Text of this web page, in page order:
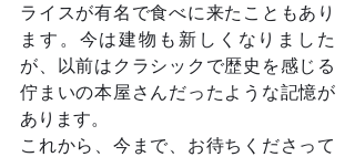
ライスが有名で食べに来たこともあり
ます。今は建物も新しくなりました
が、以前はクラシックで歴史を感じる
佇まいの本屋さんだったような記憶が
あります。
これから、今まで、お待ちくださって